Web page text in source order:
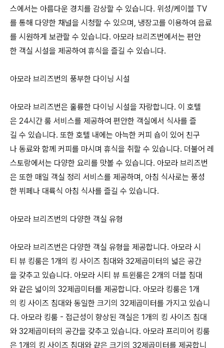
스에서는 아름다운 경치를 감상할 수 있습니다. 위성/케이블 TV
를 통해 다양한 채널을 시청할 수 있으며, 냉장고를 이용하여 음료
를 시원하게 보관할 수 있습니다. 아모라 브리즈번에서는 편안
한 객실 시설을 제공하여 휴식을 즐길 수 있습니다.
아모라 브리즈번의 풍부한 다이닝 시설
아모라 브리즈번은 훌륭한 다이닝 시설을 자랑합니다. 이 호텔
은 24시간 룸 서비스를 제공하여 편안한 객실에서 식사를 즐
길 수 있습니다. 또한 호텔 내에는 아늑한 커피 숍이 있어 친구
나 동료와 함께 커피를 마시며 휴식을 취할 수 있습니다. 더불어 레
스토랑에서는 다양한 요리를 맛볼 수 있습니다. 아모라 브리즈번
은 또한 매일 객실 정리 서비스를 제공하며, 아침 식사로는 풍성
한 뷔페나 대륙식 아침 식사를 즐길 수 있습니다.
아모라 브리즈번의 다양한 객실 유형
아모라 브리즈번은 다양한 객실 유형을 제공합니다. 아모라 시
티 뷰 킹룸은 1개의 킹 사이즈 침대와 32제곱미터의 넓은 공간
을 갖추고 있습니다. 아모라 시티 뷰 트윈룸은 2개의 더블 침대
와 같은 넓이의 32제곱미터를 제공합니다. 아모라 킹룸은 1개
의 킹 사이즈 침대와 동일한 크기의 32제곱미터를 가지고 있습니
다. 아모라 킹룸 - 접근성이 향상된 객실은 1개의 킹 사이즈 침대
와 32제곱미터의 공간을 갖추고 있습니다. 아모라 프리미어 킹룸
은 1개의 킹 사이즈 침대와 같은 크기의 32제곱미터를 제공합니